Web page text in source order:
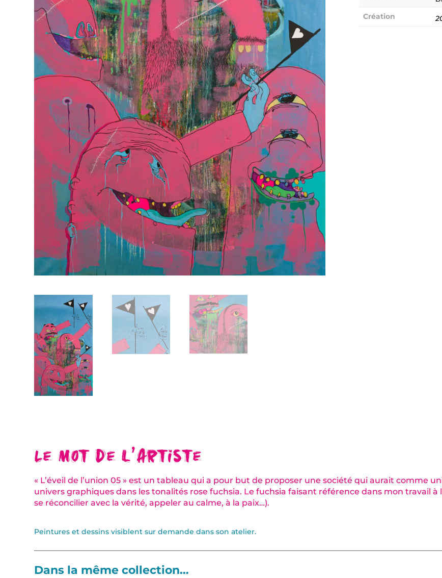
Création
Le mot de l’artiste
« L’éveil de l’union 05 » est un tableau qui a pour but de proposer une société qui aurait comme
univers graphiques dans les tonalités rose fuchsia. Le fuchsia faisant référence dans mon travail
se réconcilier avec la vérité, appeler au calme, à la paix…).
Peintures et dessins visiblent sur demande dans son atelier.
Dans la même collection…